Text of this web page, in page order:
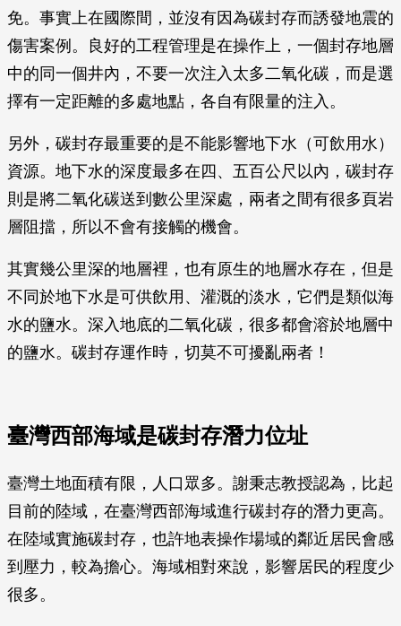
免。事實上在國際間，並沒有因為碳封存而誘發地震的
傷害案例。良好的工程管理是在操作上，一個封存地層
中的同一個井內，不要一次注入太多二氧化碳，而是選
擇有一定距離的多處地點，各自有限量的注入。
另外，碳封存最重要的是不能影響地下水（可飲用水）
資源。地下水的深度最多在四、五百公尺以內，碳封存
則是將二氧化碳送到數公里深處，兩者之間有很多頁岩
層阻擋，所以不會有接觸的機會。
其實幾公里深的地層裡，也有原生的地層水存在，但是
不同於地下水是可供飲用、灌溉的淡水，它們是類似海
水的鹽水。深入地底的二氧化碳，很多都會溶於地層中
的鹽水。碳封存運作時，切莫不可擾亂兩者！
臺灣西部海域是碳封存潛力位址
臺灣土地面積有限，人口眾多。謝秉志教授認為，比起
目前的陸域，在臺灣西部海域進行碳封存的潛力更高。
在陸域實施碳封存，也許地表操作場域的鄰近居民會感
到壓力，較為擔心。海域相對來說，影響居民的程度少
很多。